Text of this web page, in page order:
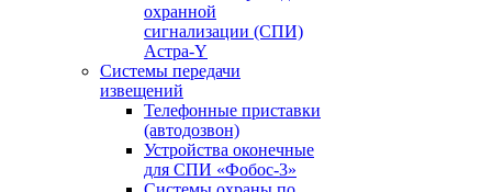
охранной
сигнализации (СПИ)
Астра-Y
Системы передачи
извещений
Телефонные приставки
(автодозвон)
Устройства оконечные
для СПИ «Фобос-3»